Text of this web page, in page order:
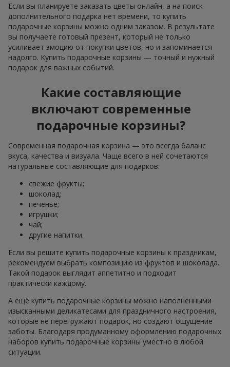
Если вы планируете заказать цветы онлайн, а на поиск
дополнительного подарка нет времени, то купить
подарочные корзины можно одним заказом. В результате
вы получаете готовый презент, который не только
усиливает эмоцию от покупки цветов, но и запоминается
надолго. Купить подарочные корзины — точный и нужный
подарок для важных событий.
Какие составляющие
включают современные
подарочные корзины?
Современная подарочная корзина — это всегда баланс
вкуса, качества и визуала. Чаще всего в ней сочетаются
натуральные составляющие для подарков:
свежие фрукты;
шоколад;
печенье;
игрушки;
чай;
другие напитки.
Если вы решите купить подарочные корзины к праздникам,
рекомендуем выбрать композицию из фруктов и шоколада.
Такой подарок выглядит аппетитно и подходит
практически каждому.
А ещё купить подарочные корзины можно наполненными
изысканными деликатесами для праздничного настроения,
которые не перегружают подарок, но создают ощущение
заботы. Благодаря продуманному оформлению подарочных
наборов купить подарочные корзины уместно в любой
ситуации.